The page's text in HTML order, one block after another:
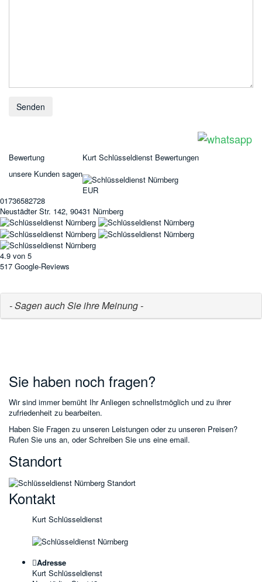
Bewertung
unsere Kunden sagen
Kurt Schlüsseldienst Bewertungen
EUR
01736582728
Neustädter Str. 142, 90431 Nürnberg
4.9 von 5
517 Google-Reviews
- Sagen auch Sie ihre Meinung -
Sie haben noch fragen?
Wir sind immer bemüht Ihr Anliegen schnellstmöglich und zu ihrer
zufriedenheit zu bearbeiten.
Haben Sie Fragen zu unseren Leistungen oder zu unseren Preisen?
Rufen Sie uns an, oder Schreiben Sie uns eine email.
Standort
Kontakt
Kurt Schlüsseldienst
Adresse
Kurt Schlüsseldienst